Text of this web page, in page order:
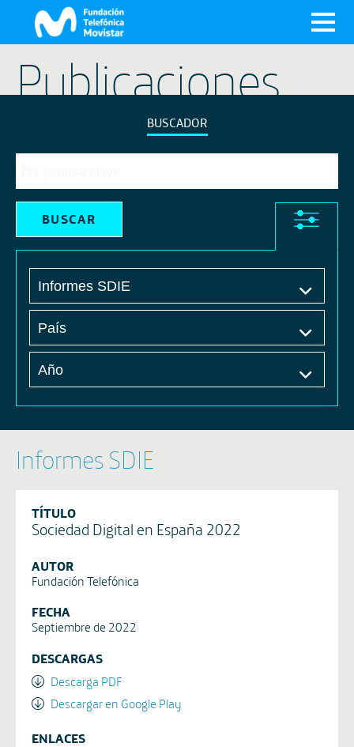
Publicaciones
BUSCADOR
Informes SDIE
TÍTULO
Sociedad Digital en España 2022
AUTOR
Fundación Telefónica
FECHA
Septiembre de 2022
DESCARGAS
Descarga PDF
Descargar en Google Play
ENLACES